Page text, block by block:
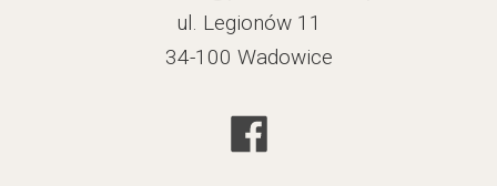
ul. Legionów 11
34-100 Wadowice